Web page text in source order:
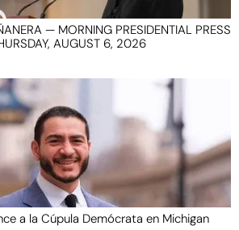
— MORNING PRESIDENTIAL PRESS
AUGUST 6, 2026
a la Cúpula Demócrata en Michigan